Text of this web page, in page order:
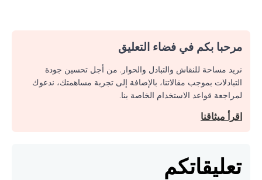
مرحبا بكم في فضاء التعليق
نريد مساحة للنقاش والتبادل والحوار. من أجل تحسين جودة
التبادلات بموجب مقالاتنا، بالإضافة إلى تجربة مساهمتك، ندعوك
لمراجعة قواعد الاستخدام الخاصة بنا.
اقرأ ميثاقنا
تعليقاتكم